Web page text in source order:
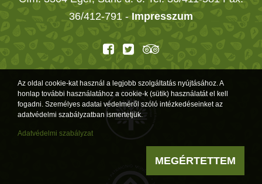
36/412-791 - Impresszum
Az oldal cookie-kat használ a legjobb szolgáltatás nyújtásához. A
honlap további használatához a cookie-k (sütik) használatát el kell
fogadni. Személyes adatai védelméről szóló intézkedéseinket az
adatvédelmi szabályzatban ismertetjük.
Adatvédelmi szabályzat
MEGÉRTETTEM